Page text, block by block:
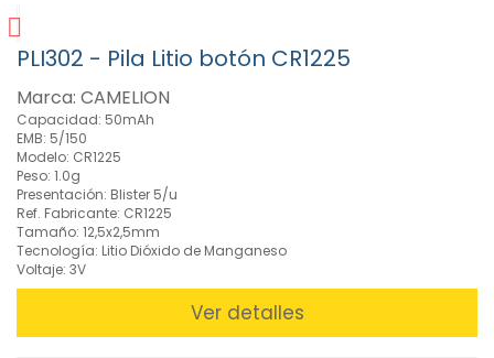
PLI302 - Pila Litio botón CR1225
Marca: CAMELION
Capacidad: 50mAh
EMB: 5/150
Modelo: CR1225
Peso: 1.0g
Presentación: Blister 5/u
Ref. Fabricante: CR1225
Tamaño: 12,5x2,5mm
Tecnología: Litio Dióxido de Manganeso
Voltaje: 3V
Ver detalles